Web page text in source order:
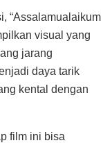
“Assalamualaikum
visual yang
jarang
daya tarik
kental dengan
film ini bisa